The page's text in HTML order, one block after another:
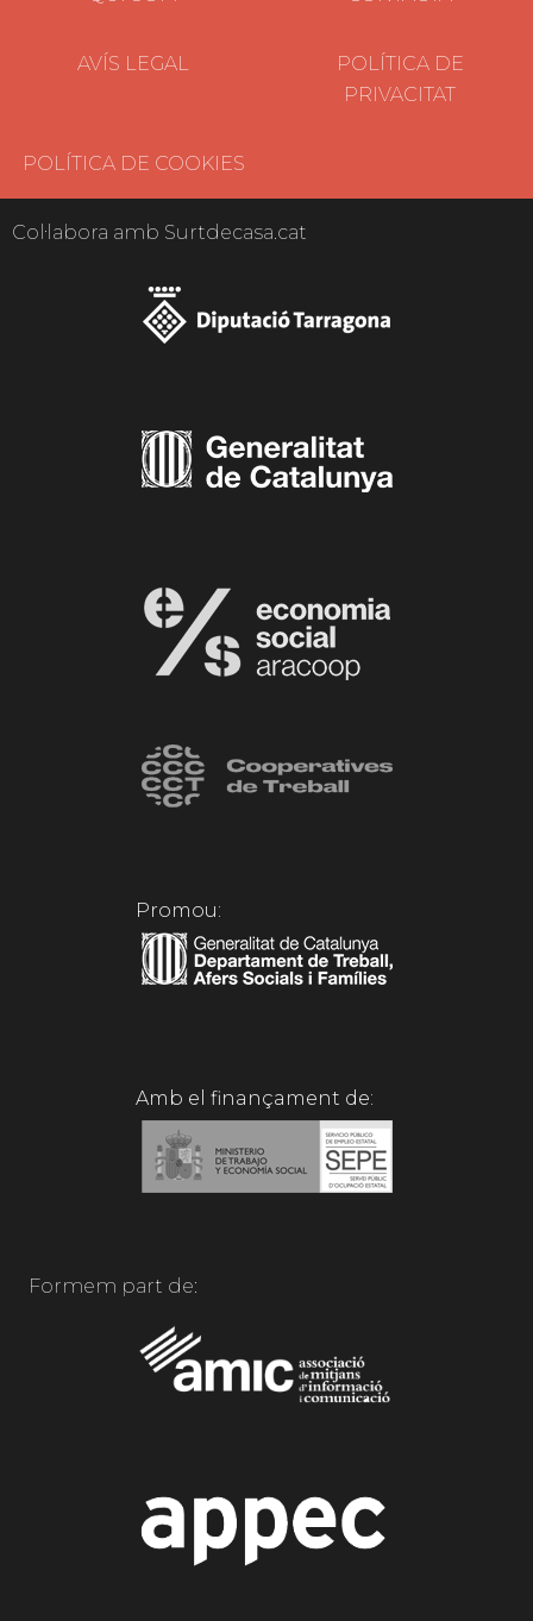
AVÍS LEGAL
POLÍTICA DE
PRIVACITAT
POLÍTICA DE COOKIES
Col·labora amb Surtdecasa.cat
Promou:
Amb el finançament de:
Formem part de: